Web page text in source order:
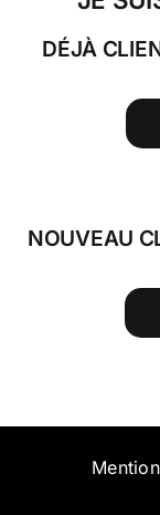
DÉJÀ
NOUVEAU